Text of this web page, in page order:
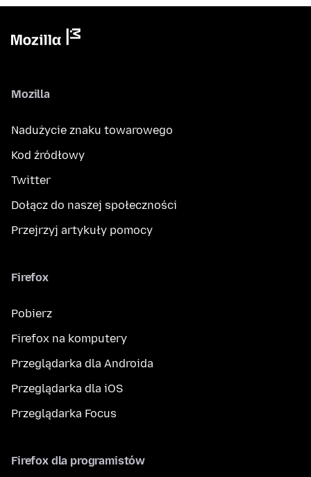
Mozilla
Nadużycie znaku towarowego
Kod źródłowy
Twitter
Dołącz do naszej społeczności
Przejrzyj artykuły pomocy
Firefox
Pobierz
Firefox na komputery
Przeglądarka dla Androida
Przeglądarka dla iOS
Przeglądarka Focus
Firefox dla programistów